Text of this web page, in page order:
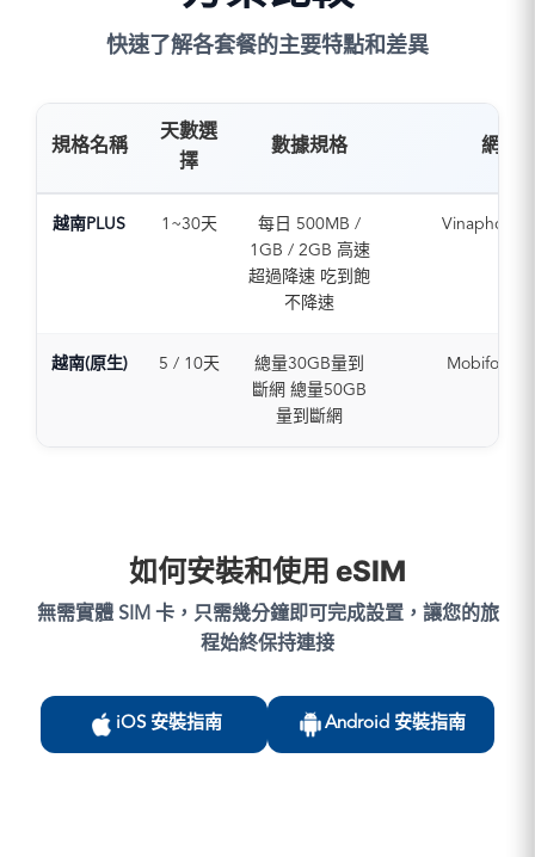
快速了解各套餐的主要特點和差異
規格名稱
天數選
擇
數據規格 網路
越南PLUS 1~30天
每日 500MB /
1GB / 2GB 高速
超過降速 吃到飽
不降速
Vinaphone
越南(原生) 5 / 10天
總量30GB量到
斷網 總量50GB
量到斷網
Mobifone
如何安裝和使用 eSIM
無需實體 SIM 卡，只需幾分鐘即可完成設置，讓您的旅
程始終保持連接
iOS 安裝指南 Android 安裝指南